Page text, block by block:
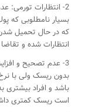
2- انتظارات تورمی:
بسیار نامطلوبی که
که در حال تحمیل
انتظارات شده و
3- عدم تصحیح و
بدون ریسک ولی با
باشد و افراد بیشتری
است ریسک کمتری